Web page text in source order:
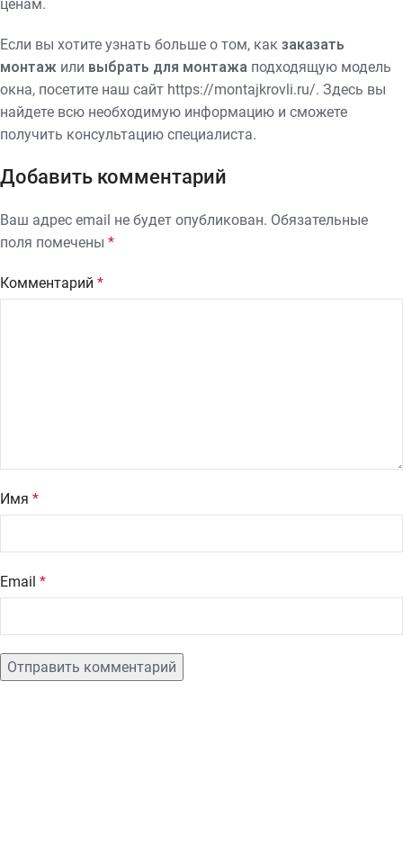
ценам.
Если вы хотите узнать больше о том, как заказать
монтаж или выбрать для монтажа подходящую модель
окна, посетите наш сайт https://montajkrovli.ru/. Здесь вы
найдете всю необходимую информацию и сможете
получить консультацию специалиста.
Добавить комментарий
Ваш адрес email не будет опубликован. Обязательные
поля помечены *
Комментарий *
Имя *
Email *